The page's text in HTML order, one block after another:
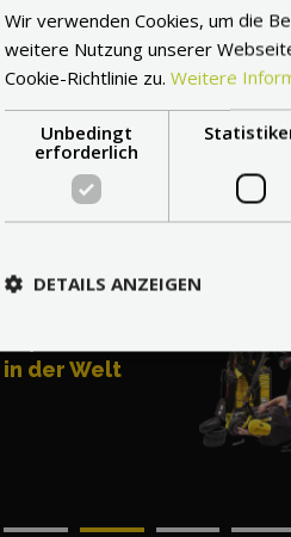
Worin ist
der Welt
Wir verwenden Cookies, um die
weitere Nutzung unserer
Cookie-Richtlinie zu. Weitere
Unbedingt
erforderlich
DETAILS ANZEIGEN